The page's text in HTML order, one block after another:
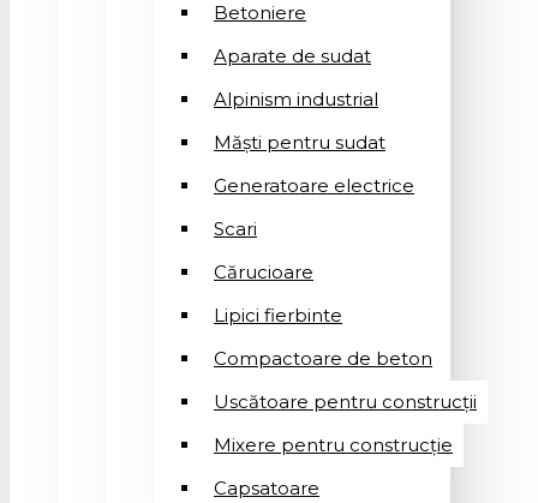
Betoniere
Aparate de sudat
Alpinism industrial
Măști pentru sudat
Generatoare electrice
Scari
Cărucioare
Lipici fierbinte
Compactoare de beton
Uscătoare pentru construcții
Mixere pentru construcție
Capsatoare